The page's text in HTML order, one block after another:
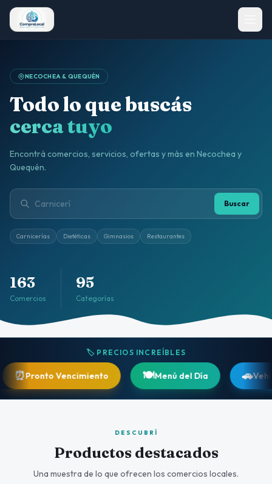
NECOCHEA & QUEQUÉN
Todo lo que buscás
cerca tuyo
Encontrá comercios, servicios, ofertas y más en Necochea y
Quequén.
Buscar
Carnicerías Dietéticas Gimnasios Restaurantes
163
Comercios
95
Categorías
🏷️ PRECIOS INCREÍBLES
Vencimiento 🍽️Menú del Día 🚗 Vehículos
DESCUBRÍ
Productos destacados
Una muestra de lo que ofrecen los comercios locales.